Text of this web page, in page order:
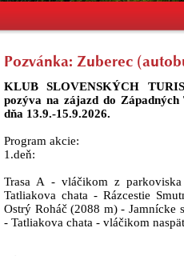
Pozvánka: Zuberec
KLUB SLOVENSKÝCH
pozýva na zájazd do
dňa 13.9.-15.9.2026.
Program akcie:
1.deň:
Trasa A - vláčikom z
Tatliakova chata - Rázcestie
Ostrý Roháč (2088 m) - Jamnícke
- Tatliakova chata - vláčikom